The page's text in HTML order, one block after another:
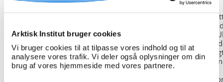
Arktisk Institut bruger cookies
Vi bruger cookies til at tilpasse vores indhold og til at
analysere vores trafik. Vi deler også oplysninger om din
brug af vores hjemmeside med vores partnere.
A 038
FRIEDRICH LITTMANN
Denne arkivfond indeholder en kopi af Friedrich
upublicerede erindringer. Originalen befinder sig i
tyske historiker Franz Selingers privatarkiv i byen
Tyskland. Friedrich Littmann var en af de tyske
der var med i vejrstationen "Holzauge" i Hansa
Nordøstgrønland under Anden Verdenskrig.
"Holzauge" blev opdaget af Nordøstgrønlands
Slædepatrulje med Eli Knudsen som medlem og